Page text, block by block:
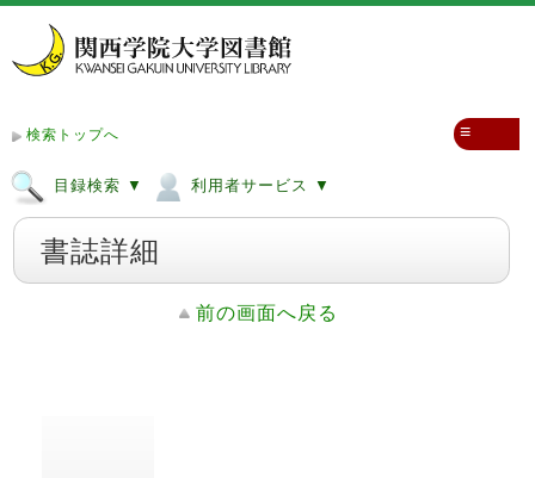
検索トップへ
目録検索 ▼ 利用者サービス ▼
≡
書誌詳細
前の画面へ戻る